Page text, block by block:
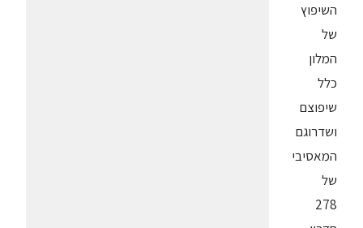
השיפוץ
של
המלון
כלל
שיפוצם
ושדרוגם
המאסיבי
של
278